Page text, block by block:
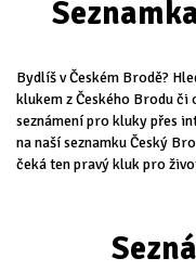
Bydlíš v Českém Brodě?
klukem z Českého Brodu
seznámení pro kluky přes
na naší seznamku Český
čeká ten pravý kluk pro